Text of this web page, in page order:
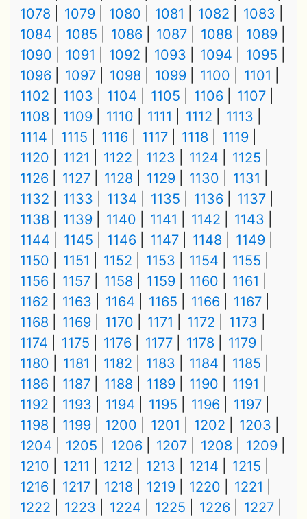
1078
1079 1080 1081 1082
1083
1084
1085 1086 1087 1088
1089
1090
1091 1092 1093 1094
1095
1096
1097 1098 1099 1100
1101
1102
1103 1104 1105 1106
1107
1108
1109 1110 1111 1112
1113
1114
1115 1116 1117 1118
1119
1120
1121 1122 1123 1124
1125
1126
1127 1128 1129 1130
1131
1132
1133 1134 1135 1136
1137
1138
1139 1140 1141 1142
1143
1144
1145 1146 1147 1148
1149
1150
1151 1152 1153 1154
1155
1156
1157 1158 1159 1160
1161
1162
1163 1164 1165 1166
1167
1168
1169 1170 1171 1172
1173
1174
1175 1176 1177 1178
1179
1180
1181 1182 1183 1184
1185
1186
1187 1188 1189 1190
1191
1192
1193 1194 1195 1196
1197
1198
1199 1200 1201 1202
1203
1204
1205 1206 1207 1208
1209
1210
1211 1212 1213 1214
1215
1216
1217 1218 1219 1220
1221
1222
1223 1224 1225 1226
1227